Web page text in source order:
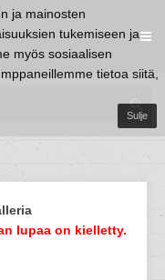
ja mainosten
tukemiseen ja
myös sosiaalisen
tietoa siitä,
Sulje
lupaa on kielletty.